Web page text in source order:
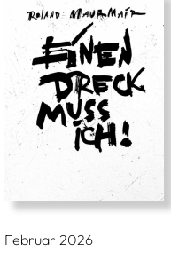
Februar 2026